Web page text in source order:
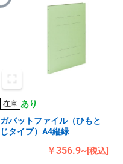
在庫 あり
ガバットファイル（ひもと
じタイプ）A4縦緑
￥356.9~[税込]